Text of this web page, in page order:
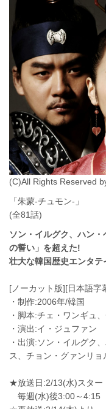
(C)All Rights Reserved
「朱蒙-チュモン-」
(全81話)
ソン・イルグク、ハン
の誓い」を超えた!
壮大な韓国歴史エンタテ
[ノーカット版][日本語字
・制作:2006年/韓国
・脚本:チェ・ワンギュ
・演出:イ・ジュファン
・出演:ソン・イルグク
ス、チョン・グァンリ
★放送日:2/13(水)スター
毎週(水)後3:00～